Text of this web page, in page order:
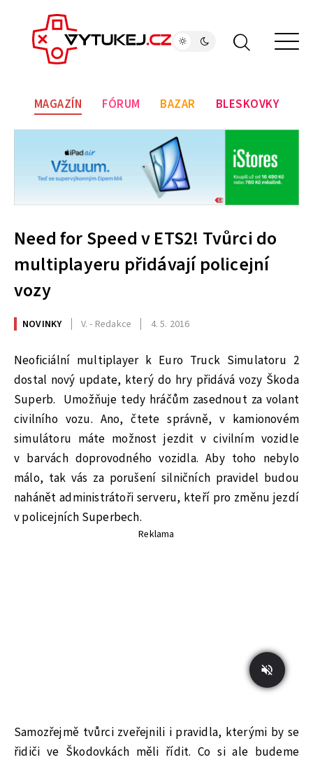
MAGAZÍN FÓRUM BAZAR BLESKOVKY
Need for Speed v ETS2! Tvůrci do
multiplayeru přidávají policejní
vozy
NOVINKY V. - Redakce 4. 5. 2016
Neoficiální multiplayer k Euro Truck Simulatoru 2
dostal nový update, který do hry přidává vozy Škoda
Superb. Umožňuje tedy hráčům zasednout za volant
civilního vozu. Ano, čtete správně, v kamionovém
simulátoru máte možnost jezdit v civilním vozidle
v barvách doprovodného vozidla. Aby toho nebylo
málo, tak vás za porušení silničních pravidel budou
nahánět administrátoři serveru, kteří pro změnu jezdí
v policejních Superbech.
Reklama
Samozřejmě tvůrci zveřejnili i pravidla, kterými by se
řidiči ve Škodovkách měli řídit. Co si ale budeme